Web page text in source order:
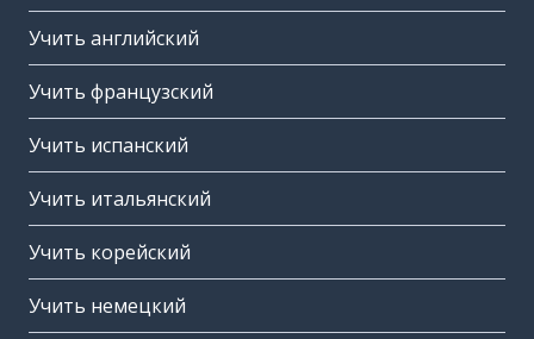
Учить английский
Учить французский
Учить испанский
Учить итальянский
Учить корейский
Учить немецкий